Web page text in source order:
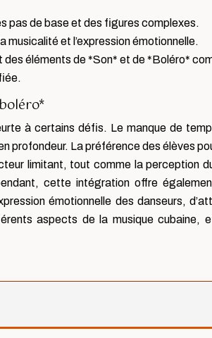
pas de base et des figures complexes.
et l’expression émotionnelle.
éléments de *Son* et de *Boléro*
à certains défis. Le manque de
profondeur. La préférence des élèves
limitant, tout comme la perception
cette intégration offre
émotionnelle des danseurs,
aspects de la musique cubaine,